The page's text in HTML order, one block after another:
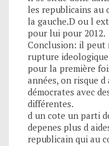
les republicains au
la gauche.D ou l
pour lui pour 2012.
Conclusion: il peut
rupture
pour la première
années, on risque
démocrates avec
différentes.
d un cote un parti
depenes plus d
republicain qui au